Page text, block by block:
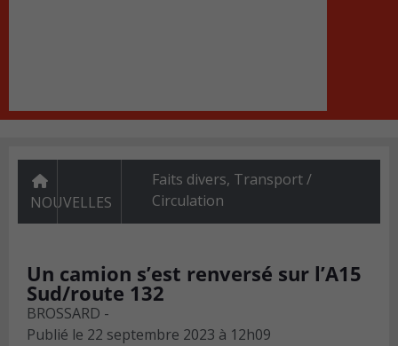
NOUVELLES
Faits divers, Transport /
Circulation
Un camion s’est renversé sur l’A15
Sud/route 132
BROSSARD -
Publié le 22 septembre 2023 à 12h09